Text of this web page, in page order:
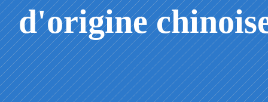
d'origine